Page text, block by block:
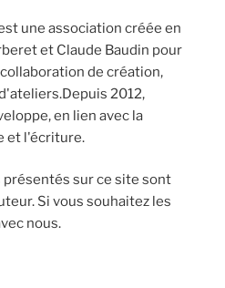
une association créée en
et Claude Baudin pour
de création,
2012,
en lien avec la
et l'écriture.
sur ce site sont
Si vous souhaitez les
nous.